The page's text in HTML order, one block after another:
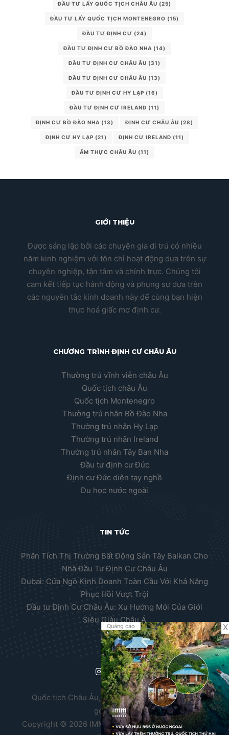
ĐẦU TƯ LẤY QUỐC TỊCH CHÂU ÂU (25)
ĐẦU TƯ LẤY QUỐC TỊCH MONTENEGRO (15)
ĐẦU TƯ ĐỊNH CƯ (24)
ĐẦU TƯ ĐỊNH CƯ BỒ ĐÀO NHA (14)
ĐẦU TƯ ĐỊNH CƯ CHÂU ÂU (31)
ĐẦU TƯ ĐỊNH CƯ CHÂU ÂU (13)
ĐẦU TƯ ĐỊNH CƯ HY LẠP (16)
ĐẦU TƯ ĐỊNH CƯ IRELAND (11)
ĐỊNH CƯ BỒ ĐÀO NHA (13) ĐỊNH CƯ CHÂU ÂU (28)
ĐỊNH CƯ HY LẠP (21) ĐỊNH CƯ IRELAND (11)
ẨM THỰC CHÂU ÂU (11)
GIỚI THIỆU
Được sáng lập bởi các chuyên gia di trú có nhiều
năm kinh nghiệm với tôn chỉ hoạt động dựa trên sự
chuyên nghiệp, tận tâm và chính trực. Chúng tôi
cam kết tiếp tục hành động và phụng sự dựa trên
các nguyên tắc kinh doanh này để cùng bạn hiện
thực hoá giấc mơ định cư.
CHƯƠNG TRÌNH ĐỊNH CƯ CHÂU ÂU
Thường trú vĩnh viễn châu Âu
Quốc tịch châu Âu
Quốc tịch Montenegro
Thường trú nhân Bồ Đào Nha
Thường trú nhân Hy Lạp
Thường trú nhân Ireland
Thường trú nhân Tây Ban Nha
Đầu tư định cư Đức
Định cư Đức diện tay nghề
Du học nước ngoài
TIN TỨC
Phân Tích Thị Trường Bất Động Sản Tây Balkan Cho
Nhà Đầu Tư Định Cư Châu Âu
Dubai: Cửa Ngõ Kinh Doanh Toàn Cầu Với Khả Năng
Phục Hồi Vượt Trội
Đầu tư Định Cư Châu Âu: Xu Hướng Mới Của Giới
Siêu Giàu Châu Á
Quốc tịch Châu Âu, Thường trú nhân Châu Âu,
golden visa
Copyright © 2026 IMM Group. Thiết kế website bởi
Quảng cáo X